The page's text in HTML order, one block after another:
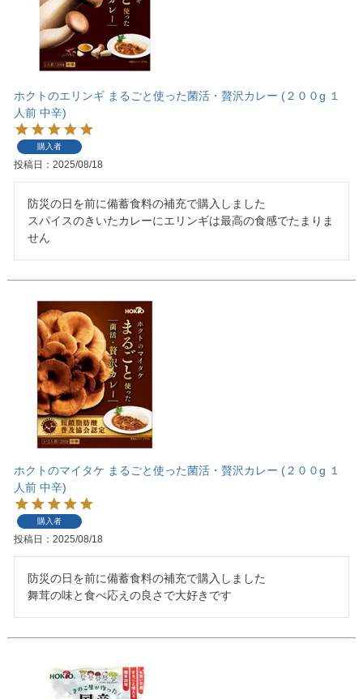
ホクトのエリンギ まるごと使った菌活・贅沢カレー (２００g １
人前 中辛)
購入者
投稿日 2025/08/18
防災の日を前に備蓄食料の補充で購入しました
スパイスのきいたカレーにエリンギは最高の食感でたまりま
せん
ホクトのマイタケ まるごと使った菌活・贅沢カレー (２００g １
人前 中辛)
購入者
投稿日 2025/08/18
防災の日を前に備蓄食料の補充で購入しました
舞茸の味と食べ応えの良さで大好きです